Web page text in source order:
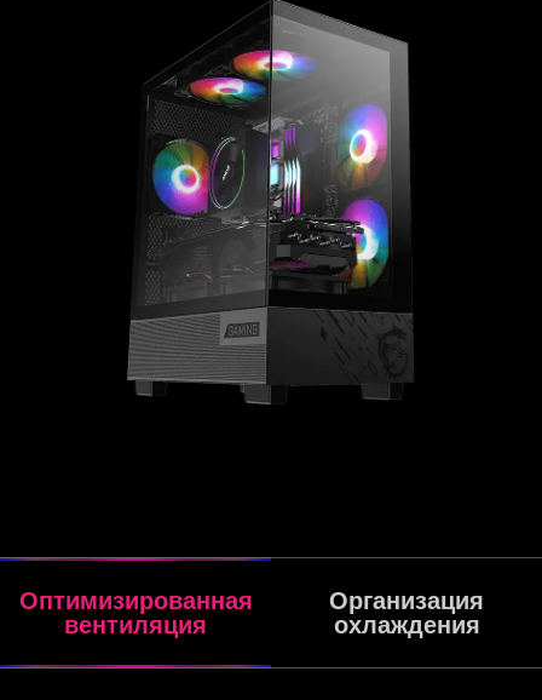
Оптимизированная
вентиляция
Организация
охлаждения